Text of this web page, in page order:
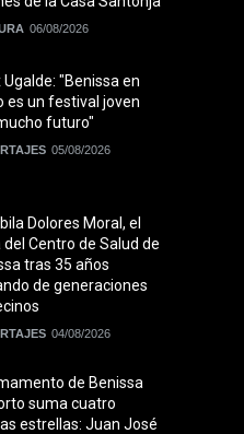
06/08/2026
Ugalde: "Benissa en
es un festival joven
futuro"
05/08/2026
Dolores Moral, el
Centro de Salud de
tras 35 años
de generaciones
04/08/2026
de Benissa
suma cuatro
estrellas: Juan José